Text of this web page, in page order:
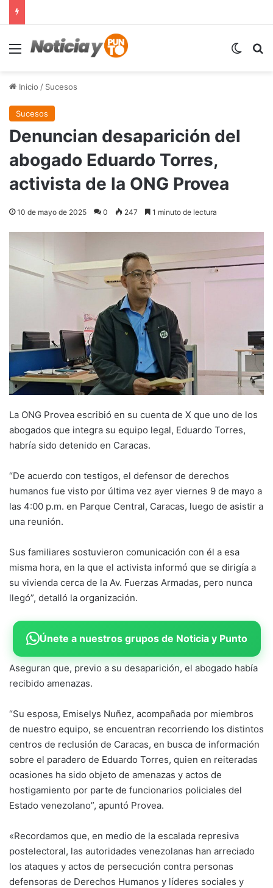
Menú
Inicio / Sucesos
Sucesos
Denuncian desaparición del
abogado Eduardo Torres,
activista de la ONG Provea
10 de mayo de 2025 0 247 1 minuto de lectura
La ONG Provea escribió en su cuenta de X que uno de los
abogados que integra su equipo legal, Eduardo Torres,
habría sido detenido en Caracas.
“De acuerdo con testigos, el defensor de derechos
humanos fue visto por última vez ayer viernes 9 de mayo a
las 4:00 p.m. en Parque Central, Caracas, luego de asistir a
una reunión.
Sus familiares sostuvieron comunicación con él a esa
misma hora, en la que el activista informó que se dirigía a
su vivienda cerca de la Av. Fuerzas Armadas, pero nunca
llegó”, detalló la organización.
Únete a nuestros grupos de Noticia y Punto
Aseguran que, previo a su desaparición, el abogado había
recibido amenazas.
“Su esposa, Emiselys Nuñez, acompañada por miembros
de nuestro equipo, se encuentran recorriendo los distintos
centros de reclusión de Caracas, en busca de información
sobre el paradero de Eduardo Torres, quien en reiteradas
ocasiones ha sido objeto de amenazas y actos de
hostigamiento por parte de funcionarios policiales del
Estado venezolano”, apuntó Provea.
«Recordamos que, en medio de la escalada represiva
postelectoral, las autoridades venezolanas han arreciado
los ataques y actos de persecución contra personas
defensoras de Derechos Humanos y líderes sociales y